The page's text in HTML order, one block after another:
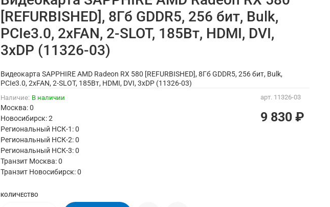
арт. 11326-03
Наличие: В наличии
[REFURBISHED], 8Гб GDDR5, 256 бит, Bulk,
PCIe3.0, 2xFAN, 2-SLOT, 185Вт, HDMI, DVI,
3xDP (11326-03)
Москва: 0
Новосибирск: 2
Региональный НСК-1: 0
Региональный НСК-2: 0
Региональный НСК-3: 0
Транзит Москва:0
Транзит Новосибирск:0
9 830 ₽
КОЛИЧЕСТВО
Видеокарта SAPPHIRE AMD Radeon RX 580 [REFURBISHED], 8Гб GDDR5, 256 бит, Bulk,
PCIe3.0, 2xFAN, 2-SLOT, 185Вт, HDMI, DVI, 3xDP (11326-03)